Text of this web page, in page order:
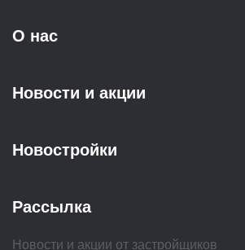
О нас
Новости и акции
Новостройки
Рассылка
Новости и акции от застройщиков